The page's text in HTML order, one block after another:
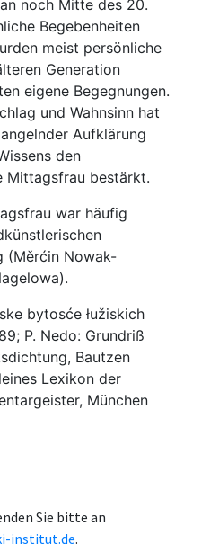
Sie bitte an
institut.de.